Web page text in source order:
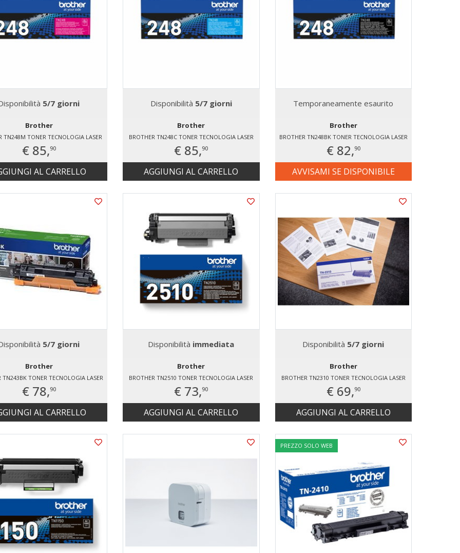
5/7 giorni
Brother
TN248M TONER TECNOLOGIA LASER
€ 85,90
AL CARRELLO
Disponibilità 5/7 giorni
Brother
BROTHER TN248C TONER TECNOLOGIA LASER
€ 85,90
AGGIUNGI AL CARRELLO
Temporaneamente esaurito
Brother
BROTHER TN248BK TONER TECNOLOGIA LASER
€ 82,90
AVVISAMI SE DISPONIBILE
5/7 giorni
Brother
TN243BK TONER TECNOLOGIA LASER
€ 78,90
AL CARRELLO
Disponibilità immediata
Brother
BROTHER TN2510 TONER TECNOLOGIA LASER
€ 73,90
AGGIUNGI AL CARRELLO
Disponibilità 5/7 giorni
Brother
BROTHER TN2310 TONER TECNOLOGIA LASER
€ 69,90
AGGIUNGI AL CARRELLO
PREZZO SOLO WEB